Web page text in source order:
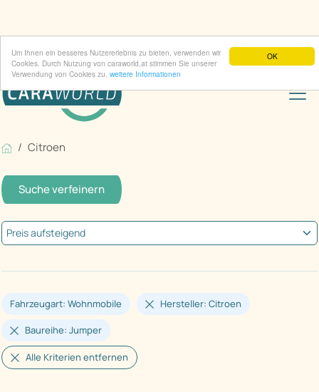
Verwendung von Cookies zu.weitere Informationen
Citroen
Suche verfeinern
Fahrzeugart: Wohnmobile Hersteller: Citroen
Baureihe: Jumper
Alle Kriterien entfernen